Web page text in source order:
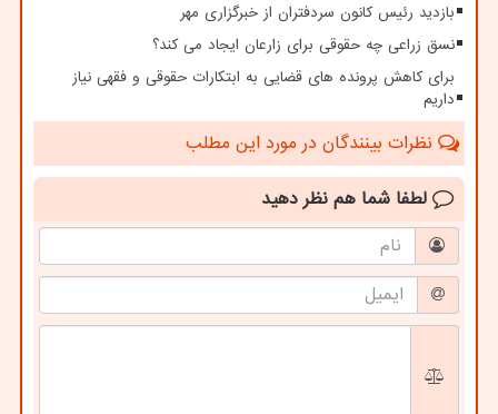
بازدید رئیس کانون سردفتران از خبرگزاری مهر
نسق زراعی چه حقوقی برای زارعان ایجاد می کند؟
برای کاهش پرونده های قضایی به ابتکارات حقوقی و فقهی نیاز
داریم
نظرات بینندگان در مورد این مطلب
لطفا شما هم نظر دهید